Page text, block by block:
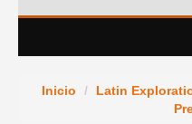
Inicio / Latin